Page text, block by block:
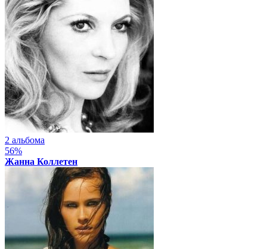
2 альбома
56%
Жанна Коллетен